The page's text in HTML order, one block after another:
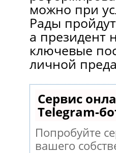
можно при
Рады
а президент
ключевые
личной
Сервис
Telegram-
Попробуйте
вашего